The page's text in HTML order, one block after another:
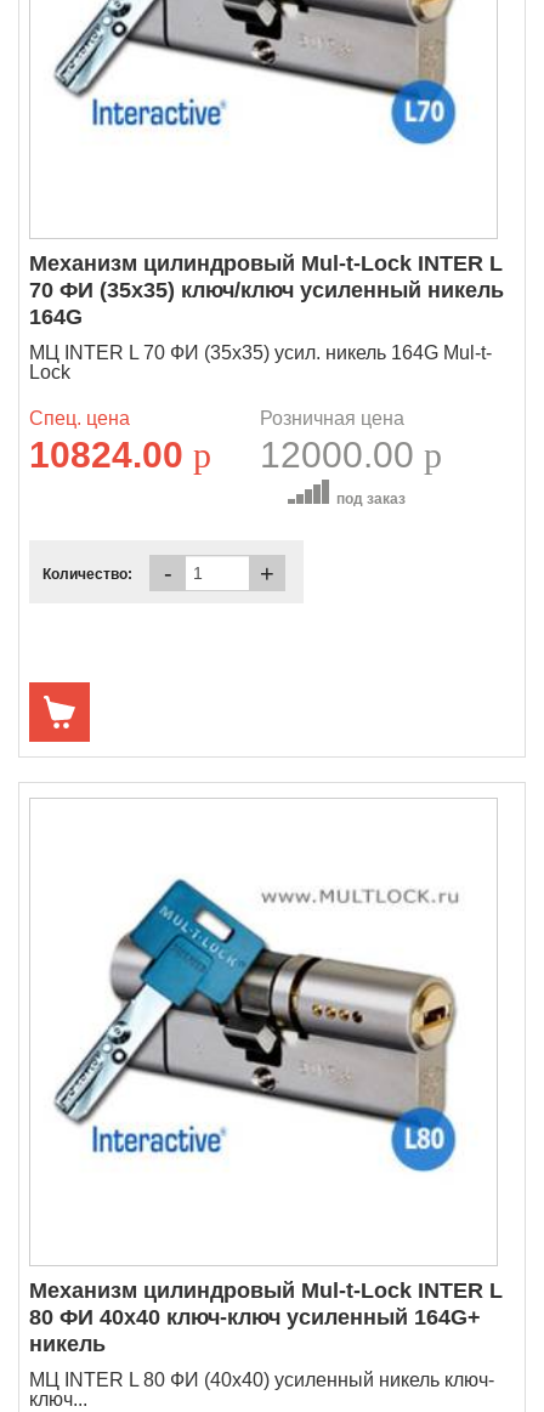
Механизм цилиндровый Mul-t-Lock INTER L
70 ФИ (35х35) ключ/ключ усиленный никель
164G
МЦ INTER L 70 ФИ (35х35) усил. никель 164G Mul-t-
Lock
Спец. цена
10824.00 p
Розничная цена
12000.00 p
под заказ
Количество: - +
Механизм цилиндровый Mul-t-Lock INTER L
80 ФИ 40х40 ключ-ключ усиленный 164G+
никель
МЦ INTER L 80 ФИ (40х40) усиленный никель ключ-
ключ...